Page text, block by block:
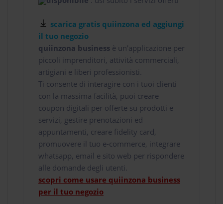
scarica gratis quiinzona ed aggiungi
il tuo negozio
quiinzona business è un'applicazione per
piccoli imprenditori, attività commerciali,
artigiani e liberi professionisti.
Ti consente di interagire con i tuoi clienti
con la massima facilità, puoi creare
coupon digitali per offerte su prodotti e
servizi, gestire prenotazioni ed
appuntamenti, creare fidelity card,
promuovere il tuo e-commerce, integrare
whatsapp, email e sito web per rispondere
alle domande degli utenti.
scopri come usare quiinzona business
per il tuo negozio